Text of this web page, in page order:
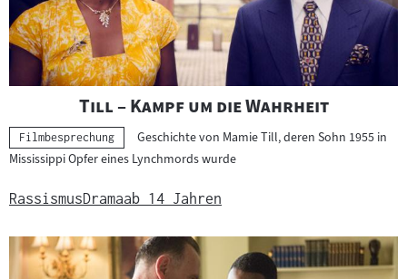
"
Till – Kampf um die Wahrheit"
Kategorie:
Filmbesprechung
Geschichte von Mamie Till, deren Sohn 1955 in
Mississippi Opfer eines Lynchmords wurde
RassismusDramaab 14 Jahren